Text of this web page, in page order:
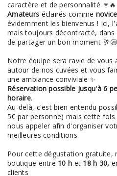
caractère et de personnalité 🍷🔥
Amateurs éclairés comme
évidemment les bienvenus ! Ici,
mais toujours décontracté,
de partager un bon moment 🥂😄
Notre équipe sera ravie de vous
autour de nos cuvées et vous
une ambiance conviviale ✨
Réservation possible jusqu'à 6
horaire.
Au-delà, c'est bien entendu
5€ par personne) mais cette
nous appeler afin d'organiser
meilleures conditions.
Pour cette dégustation gratuite,
boutique entre 10 h et 18 h 30,
clients